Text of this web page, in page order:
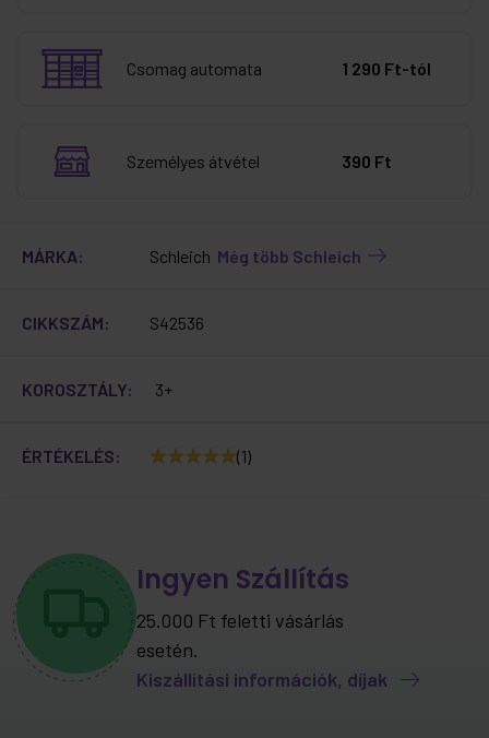
Csomag automata 1 290 Ft-tól
Személyes átvétel 390 Ft
MÁRKA: Schleich Még több Schleich
CIKKSZÁM: S42536
KOROSZTÁLY: 3+
ÉRTÉKELÉS: (1)
Ingyen Szállítás
25.000 Ft feletti vásárlás
esetén.
Kiszállítási információk, díjak